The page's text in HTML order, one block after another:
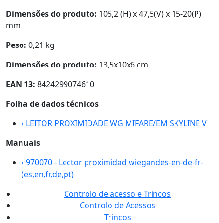
Dimensões do produto: 105,2 (H) x 47,5(V) x 15-20(P)
mm
Peso: 0,21 kg
Dimensões do produto: 13,5x10x6 cm
EAN 13: 8424299074610
Folha de dados técnicos
› LEITOR PROXIMIDADE WG MIFARE/EM SKYLINE V
Manuais
›970070 - Lector proximidad wiegandes-en-de-fr-
(es,en,fr,de,pt)
Controlo de acesso e Trincos
Controlo de Acessos
Trincos